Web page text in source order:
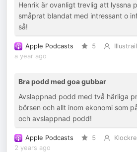
Henrik är ovanligt trevlig att lyssna
småprat blandat med intressant o
så!
Apple Podcasts 5
a year ago
Bra podd med goa gubbar
Avslappnad podd med två härliga
börsen och allt inom ekonomi som
och avslappnad podd!
Apple Podcasts 5
2 years ago